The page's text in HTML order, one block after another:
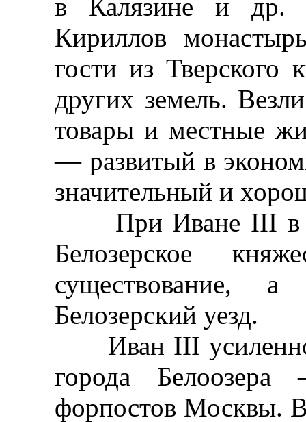
в Калязине и др.
Кириллов
гости из Тверского
других земель.
товары и местные
— развитый в
значительный и
При Иване III в
Белозерское
существование,
Белозерский уезд.
Иван III усиленно
города
форпостов Москвы. В